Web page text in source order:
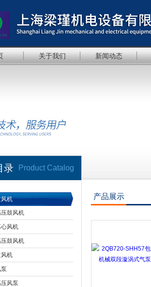
电设备有限公司
关于我们 新闻动态
录 Product Catalog
机
鼓风机
风机
鼓风机
机
风泵
产品展示